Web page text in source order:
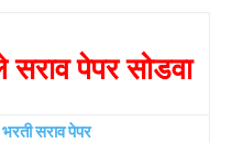
पेपर सोडवा
सराव पेपर